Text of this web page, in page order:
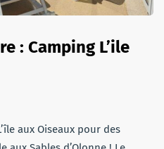
: Camping L’ile
aux Oiseaux pour des